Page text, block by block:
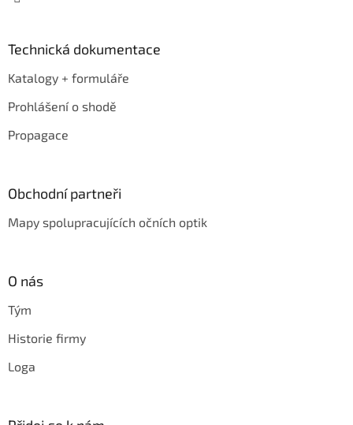
Technická dokumentace
Katalogy + formuláře
Prohlášení o shodě
Propagace
Obchodní partneři
Mapy spolupracujících očních optik
O nás
Tým
Historie firmy
Loga